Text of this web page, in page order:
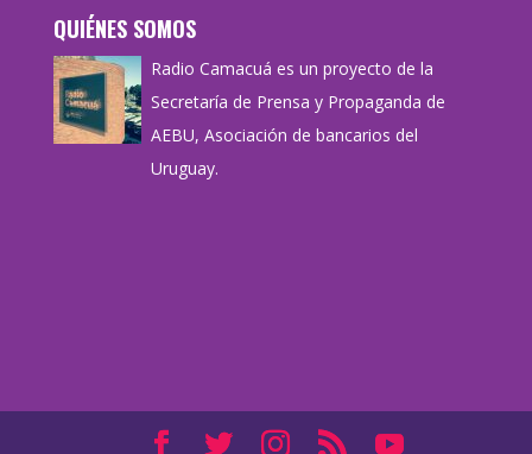
QUIÉNES SOMOS
Radio Camacuá es un proyecto de la
Secretaría de Prensa y Propaganda de
AEBU, Asociación de bancarios del
Uruguay.